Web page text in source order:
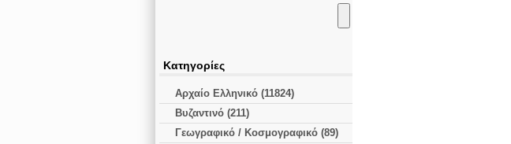
Κατηγορίες
Αρχαίο Ελληνικό (11824)
Βυζαντινό (211)
Γεωγραφικό / Κοσμογραφικό (89)